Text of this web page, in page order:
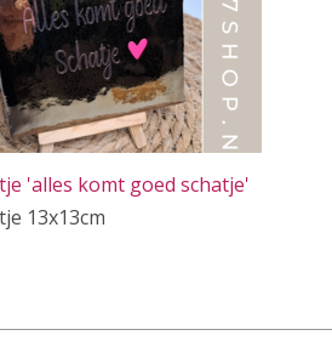
'alles komt goed schatje'
13x13cm